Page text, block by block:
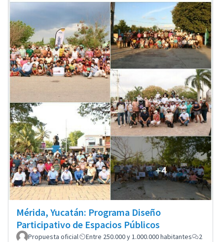
Mérida, Yucatán: Programa Diseño
Participativo de Espacios Públicos
Propuesta oficial Entre 250.000 y 1.000.000 habitantes
2